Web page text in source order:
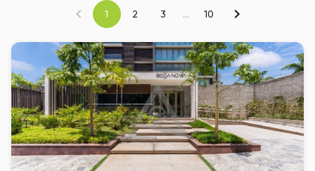
1 2 3 ... 10